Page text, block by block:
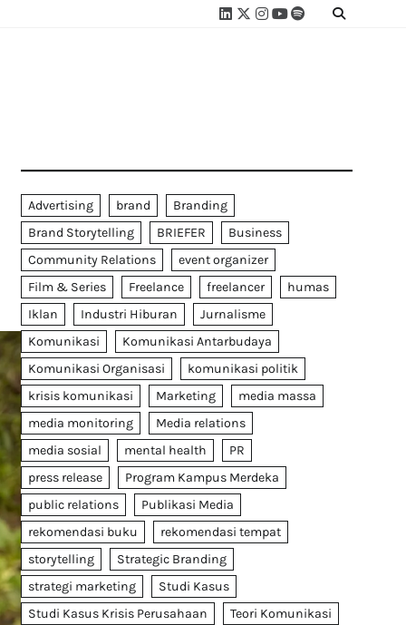
Linkedin
Twitter
Instagram
Youtube
SpotifyLinktree
Advertising brand
Branding
Brand Storytelling
BRIEFER
Business
Community Relations
event organizer
Film & Series
Freelance freelancer
humas
Iklan
Industri Hiburan
Jurnalisme
Komunikasi
Komunikasi Antarbudaya
Komunikasi Organisasi
komunikasi politik
krisis komunikasi
Marketing
media massa
media monitoring
Media relations
media sosial
mental health
PR
press release
Program Kampus Merdeka
public relations
Publikasi Media
rekomendasi buku
rekomendasi tempat
storytelling
Strategic Branding
strategi marketing
Studi Kasus
Studi Kasus Krisis Perusahaan
Teori Komunikasi